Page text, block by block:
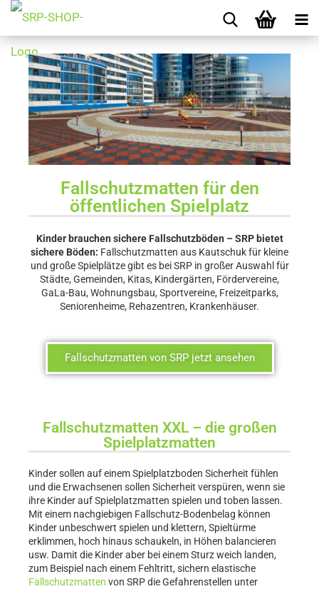
Fallschutzmatten für den
öffentlichen Spielplatz
Kinder brauchen sichere Fallschutzböden – SRP bietet
sichere Böden: Fallschutzmatten aus Kautschuk für kleine
und große Spielplätze gibt es bei SRP in großer Auswahl für
Städte, Gemeinden, Kitas, Kindergärten, Fördervereine,
GaLa-Bau, Wohnungsbau, Sportvereine, Freizeitparks,
Seniorenheime, Rehazentren, Krankenhäuser.
Fallschutzmatten von SRP jetzt ansehen
Fallschutzmatten XXL – die großen
Spielplatzmatten
Kinder sollen auf einem Spielplatzboden Sicherheit fühlen
und die Erwachsenen sollen Sicherheit verspüren, wenn sie
ihre Kinder auf Spielplatzmatten spielen und toben lassen.
Mit einem nachgiebigen Fallschutz-Bodenbelag können
Kinder unbeschwert spielen und klettern, Spieltürme
erklimmen, hoch hinaus schaukeln, in Höhen balancieren
usw. Damit die Kinder aber bei einem Sturz weich landen,
zum Beispiel nach einem Fehltritt, sichern elastische
Fallschutzmatten von SRP die Gefahrenstellen unter